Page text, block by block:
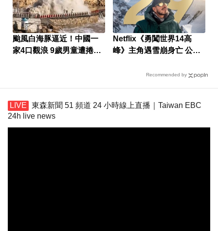
颱風白海豚逼近！中國一
家4口觀浪 9歲男童遭捲走
Netflix《勇闖世界14高
峰》主角遇雪崩身亡 公司
Recommended by
東森新聞 51 頻道 24 小時線上直播｜Taiwan EBC
24h live news